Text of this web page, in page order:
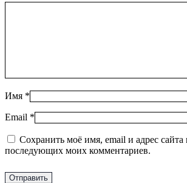
Имя *
Email *
Сохранить моё имя, email и адрес сайта
последующих моих комментариев.